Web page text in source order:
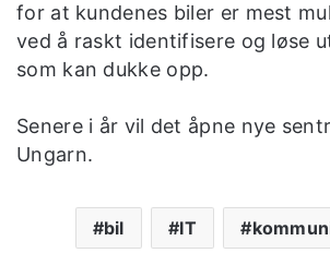
for at kundenes biler er mest
ved å raskt identifisere og løse
som kan dukke opp.
Senere i år vil det åpne nye
Ungarn.
bil IT